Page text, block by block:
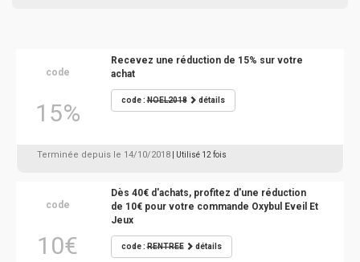
code
15%
Recevez une réduction de 15% sur votre
achat
code :NOEL2018 détails
Terminée depuis le 14/10/2018 | Utilisé 12 fois
code
10€
Dès 40€ d'achats, profitez d'une réduction
de 10€ pour votre commande Oxybul Eveil Et
Jeux
code :RENTREE détails